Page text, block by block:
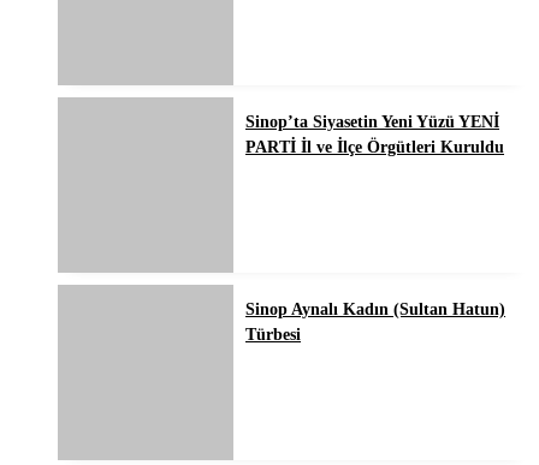
Sinop’ta Siyasetin Yeni Yüzü YENİ
PARTİ İl ve İlçe Örgütleri Kuruldu
Sinop Aynalı Kadın (Sultan Hatun)
Türbesi